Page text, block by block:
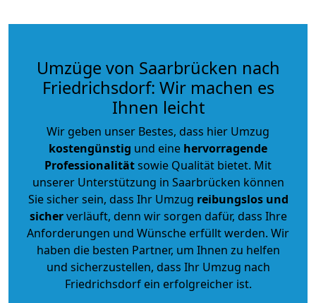
Umzüge von Saarbrücken nach
Friedrichsdorf: Wir machen es
Ihnen leicht
Wir geben unser Bestes, dass hier Umzug
kostengünstig und eine hervorragende
Professionalitätsowie Qualität bietet. Mit
unserer Unterstützung in Saarbrücken können
Sie sicher sein, dass Ihr Umzug reibungslos und
sicherverläuft, denn wir sorgen dafür, dass Ihre
Anforderungen und Wünsche erfüllt werden. Wir
haben die besten Partner, um Ihnen zu helfen
und sicherzustellen, dass Ihr Umzug nach
Friedrichsdorf ein erfolgreicher ist.